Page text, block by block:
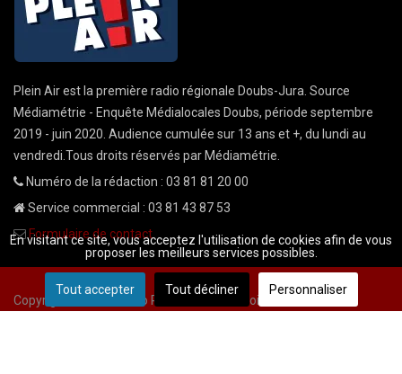
Plein Air est la première radio régionale Doubs-Jura. Source
Médiamétrie - Enquête Médialocales Doubs, période septembre
2019 - juin 2020. Audience cumulée sur 13 ans et +, du lundi au
vendredi.Tous droits réservés par Médiamétrie.
Numéro de la rédaction : 03 81 81 20 00
Service commercial : 03 81 43 87 53
Formulaire de contact
Copyright © 2026 Radio Plein Air - Tous droits réservés
En visitant ce site, vous acceptez l'utilisation de cookies afin de vous
proposer les meilleurs services possibles.
Tout accepter Tout décliner Personnaliser